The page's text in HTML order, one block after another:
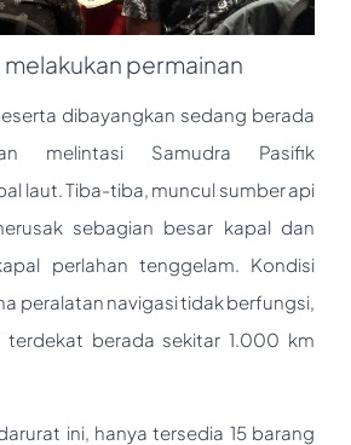
permainan
dibayangkan sedang berada
melintasi Samudra Pasifik
laut. Tiba-tiba, muncul sumber api
sebagian besar kapal dan
perlahan tenggelam. Kondisi
peralatan navigasi tidak berfungsi,
terdekat berada sekitar 1.000 km
ini, hanya tersedia 15 barang